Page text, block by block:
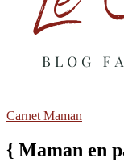
Carnet Maman
{ Maman en